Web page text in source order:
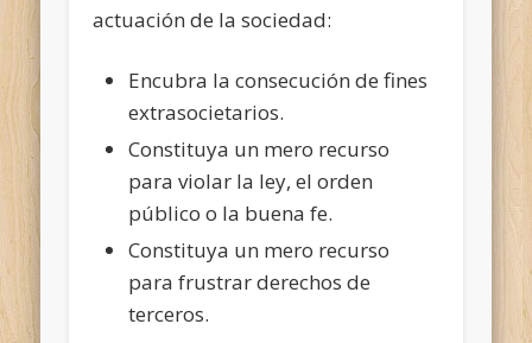
actuación de la sociedad:
Encubra la consecución de fines
extrasocietarios.
Constituya un mero recurso
para violar la ley, el orden
público o la buena fe.
Constituya un mero recurso
para frustrar derechos de
terceros.